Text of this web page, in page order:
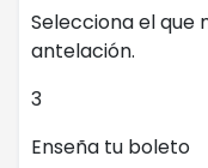
Selecciona el que
antelación.
3
Enseña tu boleto